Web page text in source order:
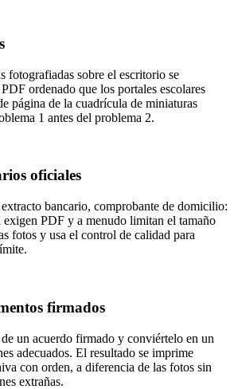
fotografiadas sobre el escritorio se
ordenado que los portales escolares
página de la cuadrícula de miniaturas
1 antes del problema 2.
oficiales
bancario, comprobante de domicilio:
exigen PDF y a menudo limitan el tamaño
fotos y usa el control de calidad para
firmados
un acuerdo firmado y conviértelo en un
adecuados. El resultado se imprime
con orden, a diferencia de las fotos sin
extrañas.